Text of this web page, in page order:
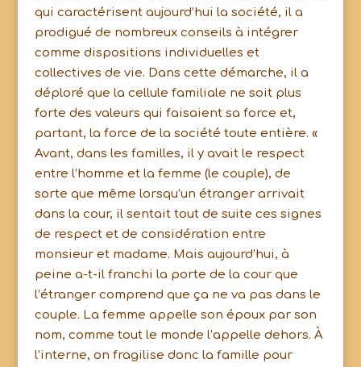
qui caractérisent aujourd’hui la société, il a
prodigué de nombreux conseils à intégrer
comme dispositions individuelles et
collectives de vie. Dans cette démarche, il a
déploré que la cellule familiale ne soit plus
forte des valeurs qui faisaient sa force et,
partant, la force de la société toute entière. «
Avant, dans les familles, il y avait le respect
entre l’homme et la femme (le couple), de
sorte que même lorsqu’un étranger arrivait
dans la cour, il sentait tout de suite ces signes
de respect et de considération entre
monsieur et madame. Mais aujourd’hui, à
peine a-t-il franchi la porte de la cour que
l’étranger comprend que ça ne va pas dans le
couple. La femme appelle son époux par son
nom, comme tout le monde l’appelle dehors. À
l’interne, on fragilise donc la famille pour